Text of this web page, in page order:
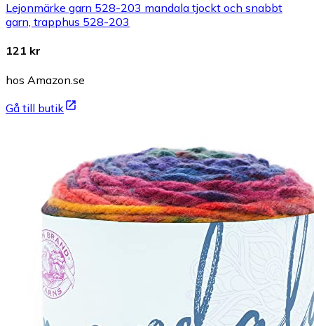
Lejonmärke garn 528-203 mandala tjockt och snabbt
garn, trapphus 528-203
121 kr
hos Amazon.se
Gå till butik